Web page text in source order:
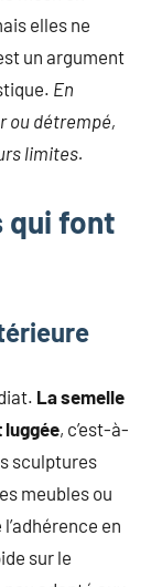
elles ne
un argument
En
ou détrempé,
limites.
qui font
La semelle
luggée, c’est-à-
sculptures
meubles ou
en
sur le